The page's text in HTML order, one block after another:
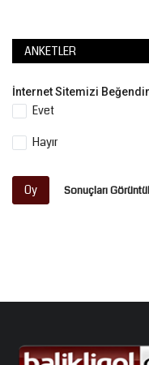
ANKETLER
İnternet Sitemizi
Evet
Hayır
Oy Sonuçları